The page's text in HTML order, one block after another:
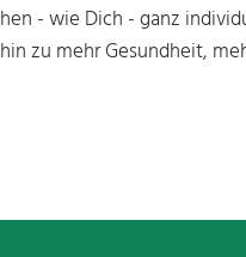
- wie Dich - ganz
zu mehr Gesundheit,